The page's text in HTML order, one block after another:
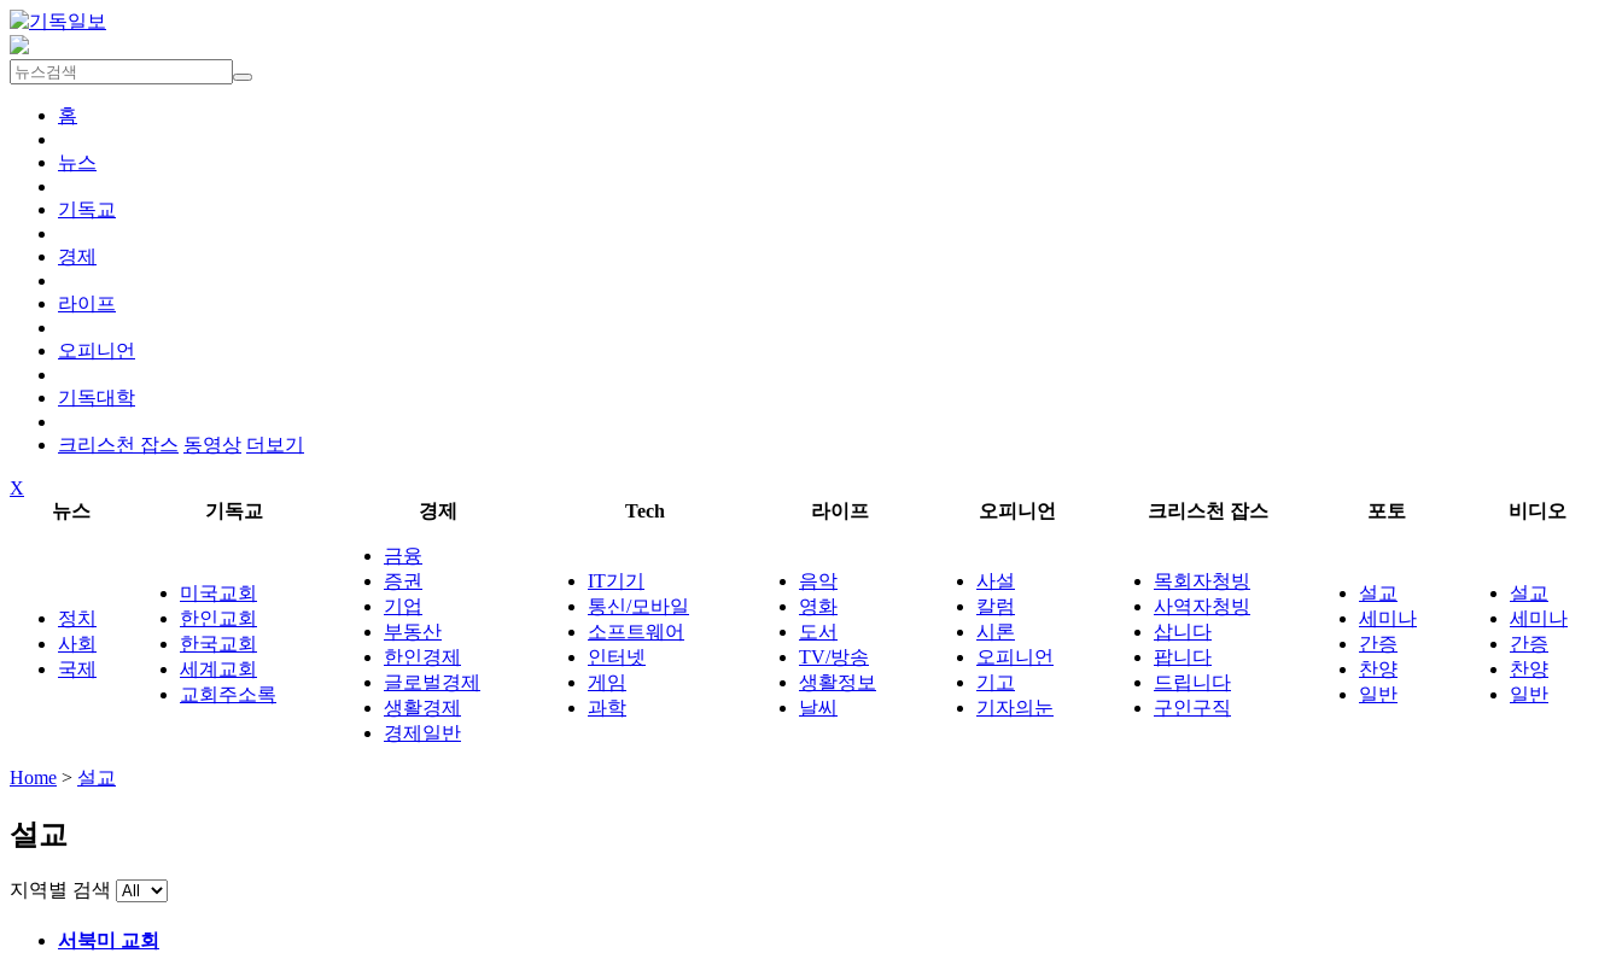
홈
뉴스
기독교
경제
라이프
오피니언
기독대학
크리스천 잡스 동영상 더보기
X
뉴스
기독교 경제 Tech 라이프 오피니언 크리스천 잡스 포토 비디오
정치
사회
국제
미국교회
한인교회
한국교회
세계교회
교회주소록
금융
증권
기업
부동산
한인경제
글로벌경제
생활경제
경제일반
IT기기
통신/모바일
소프트웨어
인터넷
게임
과학
음악
영화
도서
TV/방송
생활정보
날씨
사설
칼럼
시론
오피니언
기고
기자의눈
목회자청빙
사역자청빙
삽니다
팝니다
드립니다
구인구직
설교
세미나
간증
찬양
일반
설교
세미나
간증
찬양
일반
Home > 설교
설교
지역별 검색
서북미 교회